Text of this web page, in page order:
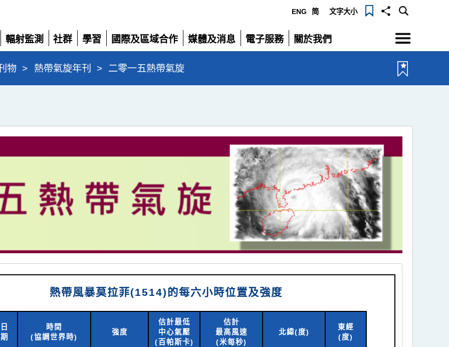
ENG 简 文字大小
輻射監測
展
開
社群
展
開
學習
展
開
國際及區域合作
展
開
媒體及消息
展
電子服務
展
關於我們
展
選
單
物 > 熱帶氣旋年刊 > 二零一五熱帶氣旋
熱帶風暴莫拉菲(1514)的每六小時位置及強度
日
期
時間
(協調世界時)
強度
估計最低
中心氣壓
(百帕斯卡)
估計
最高風速
(米每秒)
北緯(度)
東經
(度)